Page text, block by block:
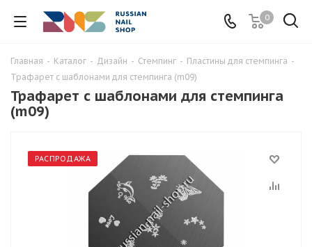
0
Главная - Каталог - Дизайн - Стемпинг - Пластины для стемпинга -
Трафарет с шаблонами для стемпинга (m09)
Трафарет с шаблонами для стемпинга
(m09)
РАСПРОДАЖА